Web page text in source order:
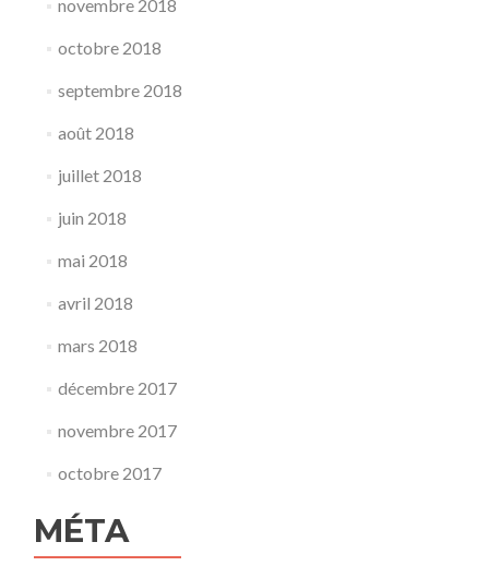
novembre 2018
octobre 2018
septembre 2018
août 2018
juillet 2018
juin 2018
mai 2018
avril 2018
mars 2018
décembre 2017
novembre 2017
octobre 2017
MÉTA